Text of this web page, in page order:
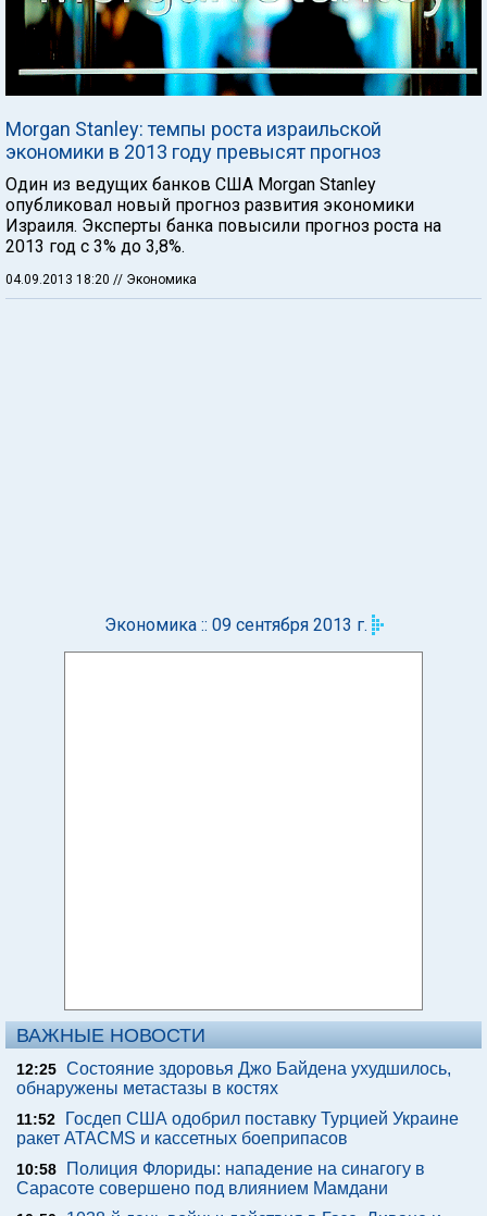
Morgan Stanley: темпы роста израильской
экономики в 2013 году превысят прогноз
Один из ведущих банков США Morgan Stanley
опубликовал новый прогноз развития экономики
Израиля. Эксперты банка повысили прогноз роста на
2013 год с 3% до 3,8%.
04.09.2013 18:20 // Экономика
Экономика :: 09 сентября 2013 г.
ВАЖНЫЕ НОВОСТИ
12:25 Состояние здоровья Джо Байдена ухудшилось,
обнаружены метастазы в костях
11:52
Госдеп США одобрил поставку Турцией Украине
ракет ATACMS и кассетных боеприпасов
10:58
Полиция Флориды: нападение на синагогу в
Сарасоте совершено под влиянием Мамдани